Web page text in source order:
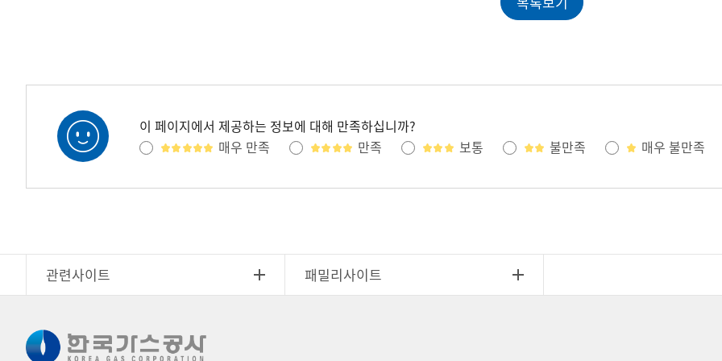
이 페이지에서 제공하는 정보에 대해 만족하십니까?
매우 만족
만족 보통 불만족 매우 불만족
관련사이트 패밀리사이트